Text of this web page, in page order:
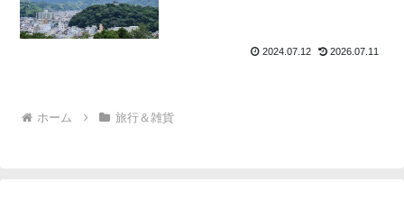
2024.07.12 2026.07.11
ホーム 旅行＆雑貨